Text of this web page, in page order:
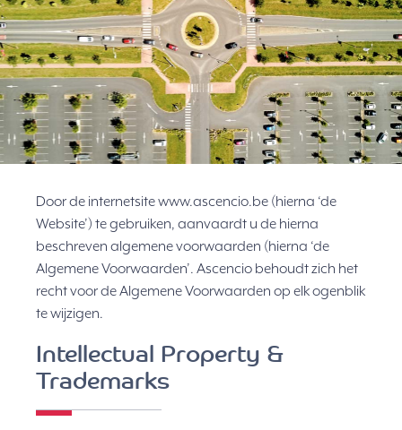
Door de internetsite www.ascencio.be (hierna ‘de
Website’) te gebruiken, aanvaardt u de hierna
beschreven algemene voorwaarden (hierna ‘de
Algemene Voorwaarden’. Ascencio behoudt zich het
recht voor de Algemene Voorwaarden op elk ogenblik
te wijzigen.
Intellectual Property &
Trademarks